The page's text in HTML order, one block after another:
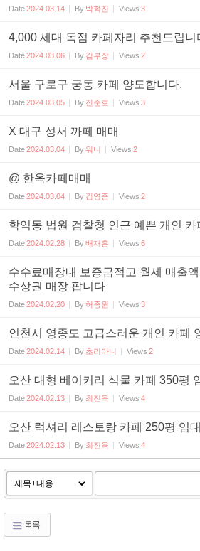
Date2024.03.14 By 박혁진 Views 3
4,000 세대 독점 카페자리 추천드립니
Date2024.03.06 By 김부장 Views 2
서울 구로구 궁동 카페 양도합니다.
Date2024.03.05 By 진준호 Views 3
X 대구 성서 까페 매매
Date2024.03.04 By워니 Views 2
@ 한옥카페매매
Date2024.03.04 By 김영중 Views 2
학익동 법원 검찰청 인근 예쁜 개인
Date2024.02.28 By배재훈 Views 6
수수료매장내 보증금적고 월세 매출
수상권 매장 팝니다
Date2024.02.20 By허종원 Views 3
인천시 영종도 고급스러운 개인 카페
Date2024.02.14 By 초리아니 Views 2
오산 대형 베이커리 식물 카페 350평
Date2024.02.13 By 최진욱 Views 4
오산 럭셔리 레스토랑 카페 250평 임대
Date2024.02.13 By 최진욱 Views 4
목록